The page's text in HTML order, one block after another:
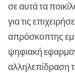
σε αυτά τα
για τις
απρόσκοπτης
ψηφιακή
αλληλεπίδραση